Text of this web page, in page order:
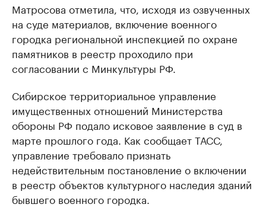
Матросова отметила, что, исходя из озвученных
на суде материалов, включение военного
городка региональной инспекцией по охране
памятников в реестр проходило при
согласовании с Минкультуры РФ.
Сибирское территориальное управление
имущественных отношений Министерства
обороны РФ подало исковое заявление в суд в
марте прошлого года. Как сообщает ТАСС,
управление требовало признать
недействительным постановление о включении
в реестр объектов культурного наследия зданий
бывшего военного городка.